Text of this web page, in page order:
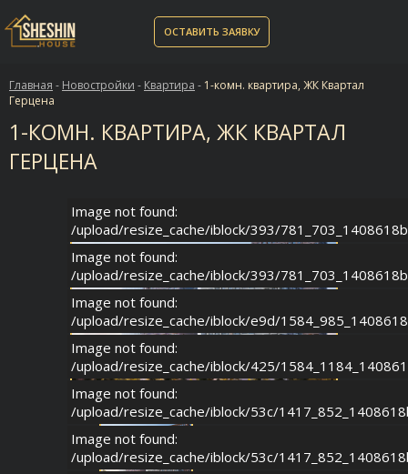
ОСТАВИТЬ ЗАЯВКУ
Главная - Новостройки - Квартира - 1-комн. квартира, ЖК Квартал
Герцена
1-КОМН. КВАРТИРА, ЖК КВАРТАЛ
ГЕРЦЕНА
Image not found:
/upload/resize_cache/iblock/393/
Image not found:
/upload/resize_cache/iblock/393/
Image not found:
/upload/resize_cache/iblock/e9d/
Image not found:
/upload/resize_cache/iblock/425/
Image not found:
/upload/resize_cache/iblock/53c/
Image not found:
/upload/resize_cache/iblock/53c/